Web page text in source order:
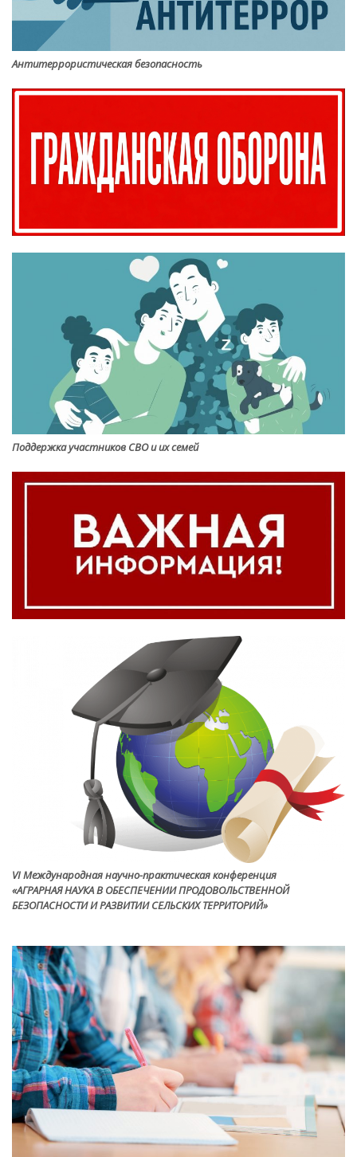
Антитеррористическая безопасность
Поддержка участников СВО и их семей
VI Международная научно-практическая конференция
«АГРАРНАЯ НАУКА В ОБЕСПЕЧЕНИИ ПРОДОВОЛЬСТВЕННОЙ
БЕЗОПАСНОСТИ И РАЗВИТИИ СЕЛЬСКИХ ТЕРРИТОРИЙ»